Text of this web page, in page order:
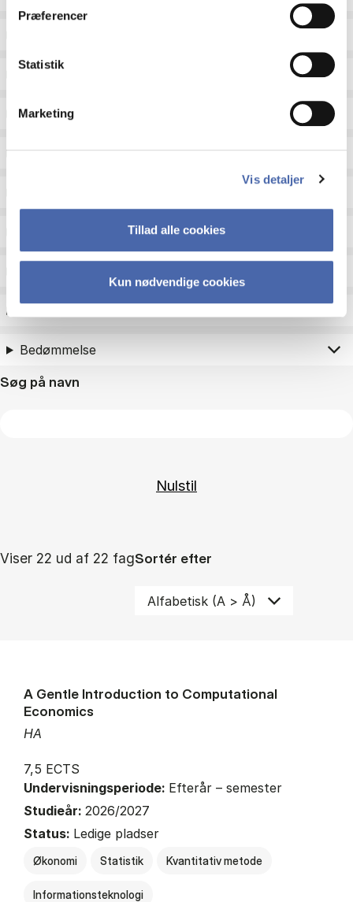
Præferencer
Statistik
Marketing
Vis detaljer
Tillad alle cookies
Kun nødvendige cookies
Type
Undervisningsperiode
Undervisningsform
Fagområder til kandidatoptag
Bedømmelse
Søg på navn
Viser 22 ud af 22 fagSortér efter
HA
A Gentle Introduction to Computational
Economics
7,5 ECTS
Undervisningsperiode: Efterår – semester
Studieår: 2026/2027
Status: Ledige pladser
Økonomi Statistik Kvantitativ metode
Informationsteknologi